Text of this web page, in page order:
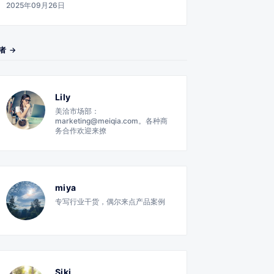
2025年09月26日
→
Lily
美洽市场部：
marketing@meiqia.com。各种商
务合作欢迎来撩
miya
专写行业干货，偶尔来点产品案例